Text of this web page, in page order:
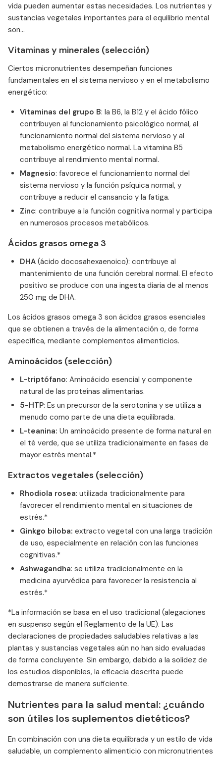
vida pueden aumentar estas necesidades. Los nutrientes y
sustancias vegetales importantes para el equilibrio mental
son...
Vitaminas y minerales (selección)
Ciertos micronutrientes desempeñan funciones
fundamentales en el sistema nervioso y en el metabolismo
energético:
Vitaminas del grupo B: la B6, la B12 y el ácido fólico
contribuyen al funcionamiento psicológico normal, al
funcionamiento normal del sistema nervioso y al
metabolismo energético normal. La vitamina B5
contribuye al rendimiento mental normal.
Magnesio: favorece el funcionamiento normal del
sistema nervioso y la función psíquica normal, y
contribuye a reducir el cansancio y la fatiga.
Zinc: contribuye a la función cognitiva normal y participa
en numerosos procesos metabólicos.
Ácidos grasos omega 3
DHA (ácido docosahexaenoico): contribuye al
mantenimiento de una función cerebral normal. El efecto
positivo se produce con una ingesta diaria de al menos
250 mg de DHA.
Los ácidos grasos omega 3 son ácidos grasos esenciales
que se obtienen a través de la alimentación o, de forma
específica, mediante complementos alimenticios.
Aminoácidos (selección)
L-triptófano: Aminoácido esencial y componente
natural de las proteínas alimentarias.
5-HTP: Es un precursor de la serotonina y se utiliza a
menudo como parte de una dieta equilibrada.
L-teanina: Un aminoácido presente de forma natural en
el té verde, que se utiliza tradicionalmente en fases de
mayor estrés mental.*
Extractos vegetales (selección)
Rhodiola rosea: utilizada tradicionalmente para
favorecer el rendimiento mental en situaciones de
estrés.*
Ginkgo biloba: extracto vegetal con una larga tradición
de uso, especialmente en relación con las funciones
cognitivas.*
Ashwagandha: se utiliza tradicionalmente en la
medicina ayurvédica para favorecer la resistencia al
estrés.*
*La información se basa en el uso tradicional (alegaciones
en suspenso según el Reglamento de la UE). Las
declaraciones de propiedades saludables relativas a las
plantas y sustancias vegetales aún no han sido evaluadas
de forma concluyente. Sin embargo, debido a la solidez de
los estudios disponibles, la eficacia descrita puede
demostrarse de manera suficiente.
Nutrientes para la salud mental: ¿cuándo
son útiles los suplementos dietéticos?
En combinación con una dieta equilibrada y un estilo de vida
saludable, un complemento alimenticio con micronutrientes